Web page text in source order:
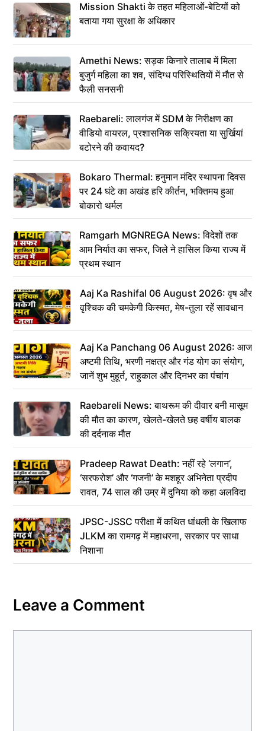
Mission Shakti के तहत महिलाओं-बेटियों को
बताया गया सुरक्षा के अधिकार
Amethi News: सड़क किनारे तालाब में मिला
बुजुर्ग महिला का शव, संदिग्ध परिस्थितियों में मौत से
फैली सनसनी
Raebareli: लालगंज में SDM के निरीक्षण का
वीडियो वायरल, प्रशासनिक सक्रियता या सुर्खियां
बटोरने की कवायद?
Bokaro Thermal: हनुमान मंदिर स्थापना दिवस
पर 24 घंटे का अखंड हरि कीर्तन, भक्तिमय हुआ
बोकारो थर्मल
Ramgarh MGNREGA News: विदेशों तक
आम निर्यात का सफर, जिले ने हासिल किया राज्य में
प्रथम स्थान
Aaj Ka Rashifal 06 August 2026: वृष और
वृश्चिक की चमकेगी किस्मत, मेष-तुला रहें सावधान
Aaj Ka Panchang 06 August 2026: आज
अष्टमी तिथि, भरणी नक्षत्र और गंड योग का संयोग,
जानें शुभ मुहूर्त, राहुकाल और दिनभर का पंचांग
Raebareli News: बाथरूम की दीवार बनी मासूम
की मौत का कारण, खेलते-खेलते छह वर्षीय बालक
की दर्दनाक मौत
Pradeep Rawat Death: नहीं रहे ‘लगान’,
‘सरफरोश’ और ‘गजनी’ के मशहूर अभिनेता प्रदीप
रावत, 74 साल की उम्र में दुनिया को कहा अलविदा
JPSC-JSSC परीक्षा में कथित धांधली के खिलाफ
JLKM का रामगढ़ में महाधरना, सरकार पर साधा
निशाना
Leave a Comment